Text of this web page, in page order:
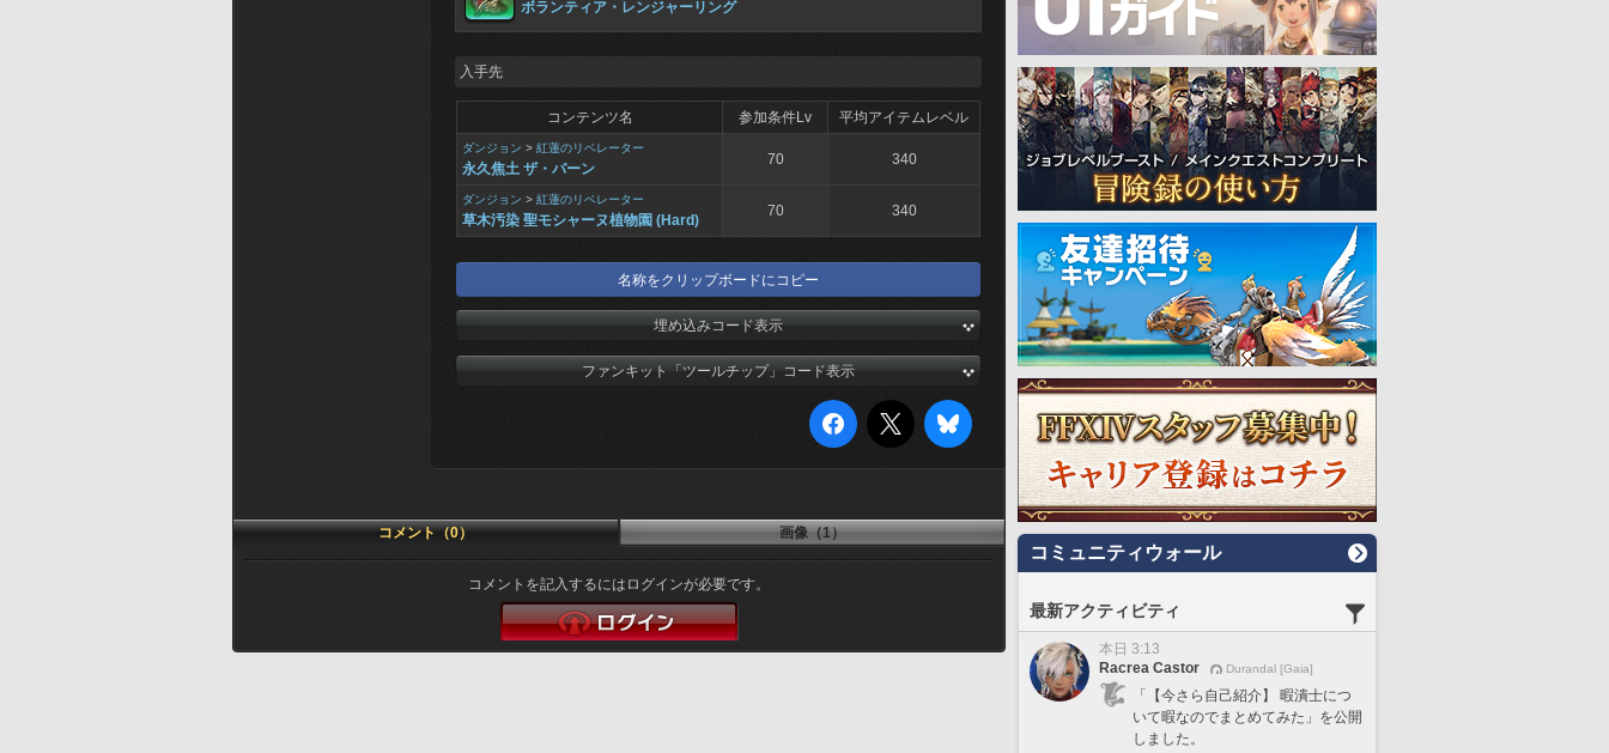
ボランティア・レンジャーリング
入手先
コンテンツ名 参加条件Lv 平均アイテムレベル
ダンジョン > 紅蓮のリベレーター
永久焦土 ザ・バーン
70 340
ダンジョン > 紅蓮のリベレーター
草木汚染 聖モシャーヌ植物園 (Hard)
70 340
名称をクリップボードにコピー
埋め込みコード表示
ファンキット「ツールチップ」コード表示
コメント（0） 画像（1）
コメントを記入するにはログインが必要です。
コミュニティウォール
最新アクティビティ
本日 3:13
Racrea Castor
Durandal [Gaia]
「【今さら自己紹介】 暇潰士につ
いて暇なのでまとめてみた」を公開
しました。